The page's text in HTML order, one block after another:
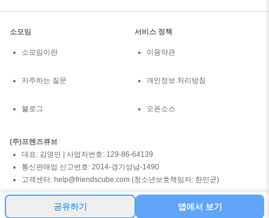
공유하기 앱에서 보기
소모임
소모임이란
자주하는 질문
블로그
서비스 정책
이용약관
개인정보 처리방침
오픈소스
(주)프렌즈큐브
대표: 김영민 | 사업자번호: 129-86-64139
통신판매업 신고번호: 2014-경기성남-1490
고객센터: help@friendscube.com (청소년보호책임자: 한민균)